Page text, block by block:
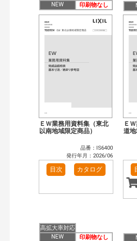
NEW
印刷物なし
ＥＷ業務用資料集（東北
以南地域限定商品）
品番：IS6400
発行年月：2026/06
目次 カタログ
Ｅ
道地
高拡大率対応
NEW
印刷物なし